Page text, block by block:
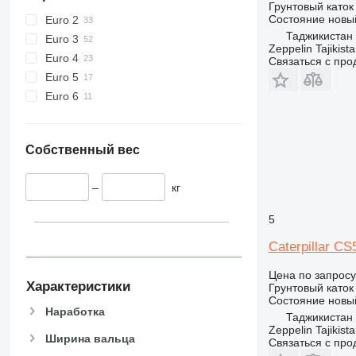
Euro 2
Euro 3
Euro 4
Euro 5
Euro 6
Собственный вес
– кг
Характеристики
Наработка
Ширина вальца
Грунтовый каток
Состояние
Таджикистан
Zeppelin
Связаться с
5
Caterpillar
Цена по запросу
Грунтовый каток
Состояние
Таджикистан
Zeppelin
Связаться с